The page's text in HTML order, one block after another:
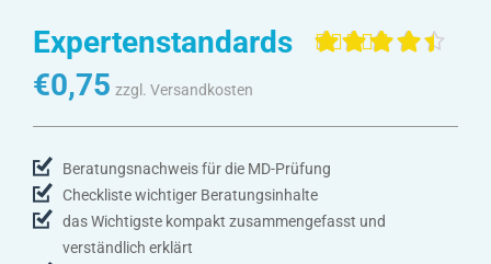
Expertenstandards
auf
€0,75 zzgl. Versandkosten
Beratungsnachweis für die MD-Prüfung
Checkliste wichtiger Beratungsinhalte
das Wichtigste kompakt zusammengefasst und
verständlich erklärt